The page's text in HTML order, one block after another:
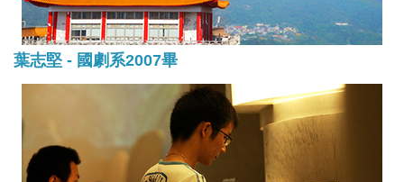
葉志堅 - 國劇系2007畢